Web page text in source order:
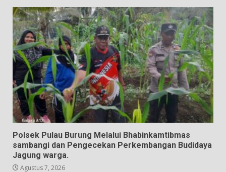
Polsek Pulau Burung Melalui Bhabinkamtibmas
sambangi dan Pengecekan Perkembangan Budidaya
Jagung warga.
Agustus 7, 2026